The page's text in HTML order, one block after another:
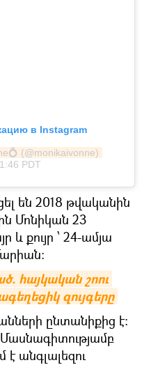
в Instagram
(@monikaivonne)
PDT
են 2018 թվականին
Մոնիկան 23
և քույր ՝ 24-ամյա
հայկական շոու
զույգերը
ընտանիքից է։
Մասնագիտությամբ
անգլալեզու